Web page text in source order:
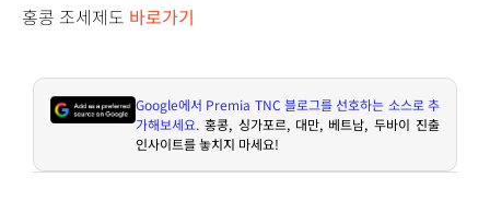
홍콩 조세제도 바로가기
Google에서 Premia TNC블로그를 선호하는 소스로 추
가해보세요. 홍콩, 싱가포르, 대만, 베트남, 두바이 진출
인사이트를 놓치지 마세요!